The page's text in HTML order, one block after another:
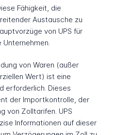
Fähigkeit, die
Austausche zu
von UPS für
von Waren (außer
Wert) ist eine
erforderlich. Dieses
der Importkontrolle, der
von Zolltarifen. UPS
Informationen auf dieser